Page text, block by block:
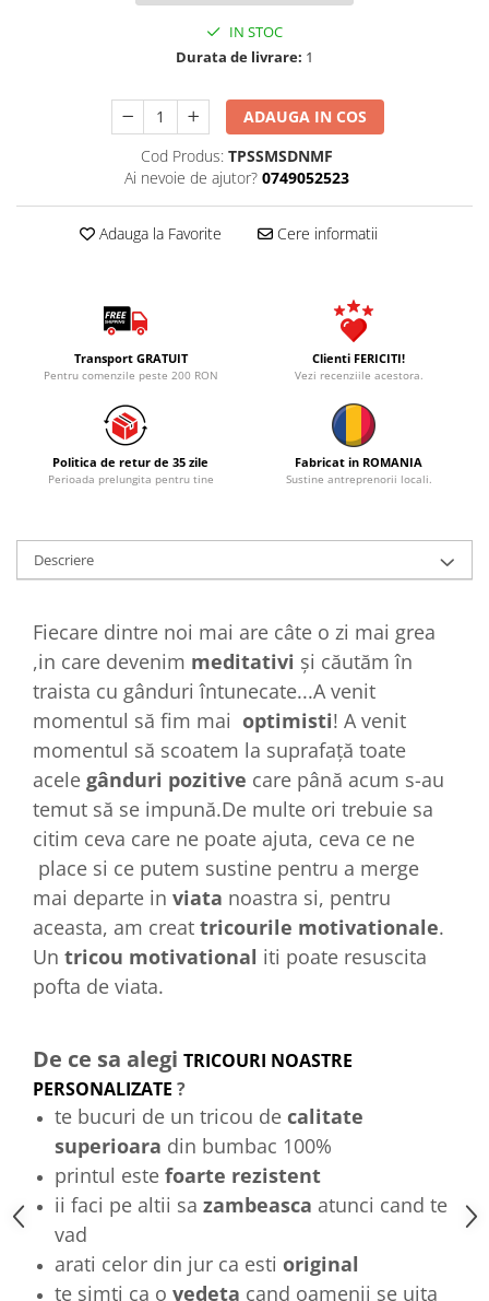
IN STOC
Durata de livrare: 1
ADAUGA IN COS
Cod Produs: TPSSMSDNMF
Ai nevoie de ajutor? 0749052523
Adauga la Favorite Cere informatii
Transport GRATUIT
Pentru comenzile peste 200 RON
Clienti FERICITI!
Vezi recenziile acestora.
Politica de retur de 35 zile
Perioada prelungita pentru tine
Fabricat in ROMANIA
Sustine antreprenorii locali.
Descriere
Fiecare dintre noi mai are câte o zi mai grea
,in care devenim meditativi și căutăm în
traista cu gânduri întunecate...A venit
momentul să fim mai optimisti! A venit
momentul să scoatem la suprafață toate
acele gânduri pozitive care până acum s-au
temut să se impună.De multe ori trebuie sa
citim ceva care ne poate ajuta, ceva ce ne
place si ce putem sustine pentru a merge
mai departe in viata noastra si, pentru
aceasta, am creat tricourile motivationale.
Un tricou motivational iti poate resuscita
pofta de viata.
De ce sa alegi TRICOURI NOASTRE
PERSONALIZATE ?
te bucuri de un tricou de calitate
superioara din bumbac 100%
printul este foarte rezistent
ii faci pe altii sa zambeasca atunci cand te
vad
arati celor din jur ca esti original
te simti ca o vedeta cand oamenii se uita